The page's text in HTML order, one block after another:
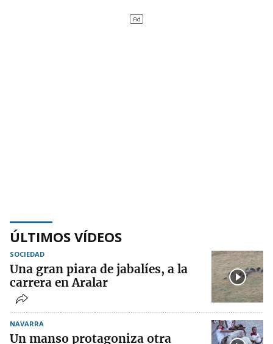
ÚLTIMOS VÍDEOS
SOCIEDAD
Una gran piara de jabalíes, a la
carrera en Aralar
NAVARRA
Un manso protagoniza otra